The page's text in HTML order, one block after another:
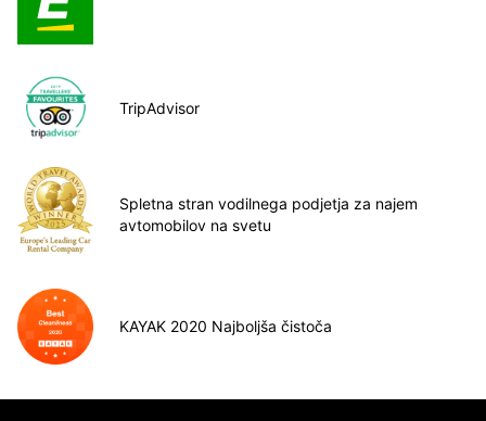
TripAdvisor
Spletna stran vodilnega podjetja za najem
avtomobilov na svetu
KAYAK 2020 Najboljša čistoča